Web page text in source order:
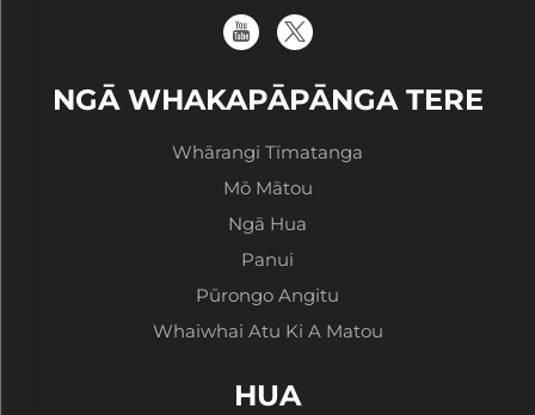
NGĀ WHAKAPĀPĀNGA TERE
Whārangi Tīmatanga
Mō Mātou
Ngā Hua
Panui
Pūrongo Angitu
Whaiwhai Atu Ki A Matou
HUA